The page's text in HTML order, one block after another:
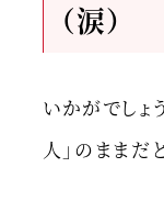
（涙）
いかがでしょ
人」のままだ